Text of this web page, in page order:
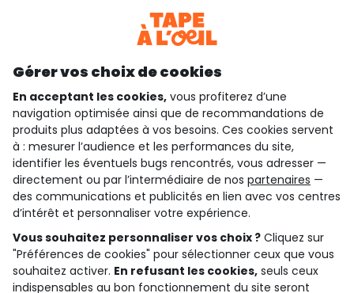
qui sommes-nous ?
besoin d'aide ?
le club fidélité
notre catalogue
Conditions générales de ventes et d'utilisation
Gérer vos choix de cookies
En acceptant les cookies, vous profiterez d’une
navigation optimisée ainsi que de recommandations de
produits plus adaptées à vos besoins. Ces cookies servent
à : mesurer l’audience et les performances du site,
identifier les éventuels bugs rencontrés, vous adresser —
directement ou par l’intermédiaire de nos partenaires —
des communications et publicités en lien avec vos centres
d’intérêt et personnaliser votre expérience.
Vous souhaitez personnaliser vos choix ? Cliquez sur
"Préférences de cookies" pour sélectionner ceux que vous
souhaitez activer. En refusant les cookies, seuls ceux
indispensables au bon fonctionnement du site seront